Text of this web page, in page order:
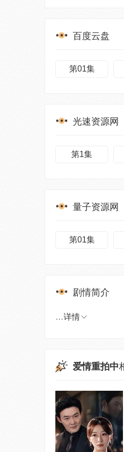
百度云盘
第01集
光速资源网
第1集
量子资源网
第01集
剧情简介
…详情
爱情重拍中